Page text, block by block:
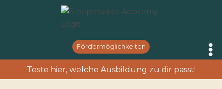
Fördermöglichkeiten
Teste hier, welche Ausbildung zu dir passt!